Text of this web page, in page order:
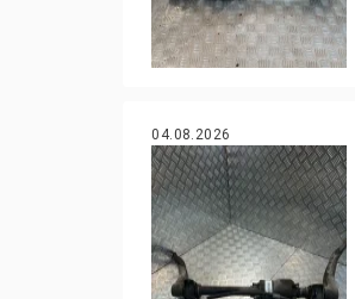
04.08.2026